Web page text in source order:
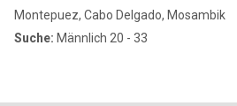
Montepuez, Cabo Delgado, Mosambik
Suche: Männlich 20 - 33